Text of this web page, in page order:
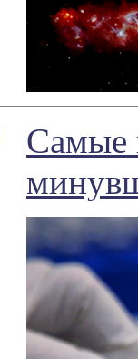
Самые